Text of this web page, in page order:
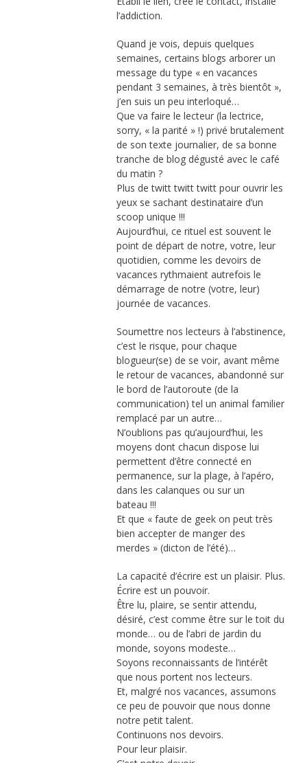
l’addiction.
Quand je vois, depuis quelques
semaines, certains blogs arborer un
message du type « en vacances
pendant 3 semaines, à très bientôt »,
j’en suis un peu interloqué…
Que va faire le lecteur (la lectrice,
sorry, « la parité » !) privé brutalement
de son texte journalier, de sa bonne
tranche de blog dégusté avec le café
du matin ?
Plus de twitt twitt twitt pour ouvrir les
yeux se sachant destinataire d’un
scoop unique !!!
Aujourd’hui, ce rituel est souvent le
point de départ de notre, votre, leur
quotidien, comme les devoirs de
vacances rythmaient autrefois le
démarrage de notre (votre, leur)
journée de vacances.
Soumettre nos lecteurs à l’abstinence,
c’est le risque, pour chaque
blogueur(se) de se voir, avant même
le retour de vacances, abandonné sur
le bord de l’autoroute (de la
communication) tel un animal familier
remplacé par un autre…
N’oublions pas qu’aujourd’hui, les
moyens dont chacun dispose lui
permettent d’être connecté en
permanence, sur la plage, à l’apéro,
dans les calanques ou sur un
bateau !!!
Et que « faute de geek on peut très
bien accepter de manger des
merdes » (dicton de l’été)…
La capacité d’écrire est un plaisir. Plus.
Écrire est un pouvoir.
Être lu, plaire, se sentir attendu,
désiré, c’est comme être sur le toit du
monde… ou de l’abri de jardin du
monde, soyons modeste…
Soyons reconnaissants de l’intérêt
que nous portent nos lecteurs.
Et, malgré nos vacances, assumons
ce peu de pouvoir que nous donne
notre petit talent.
Continuons nos devoirs.
Pour leur plaisir.